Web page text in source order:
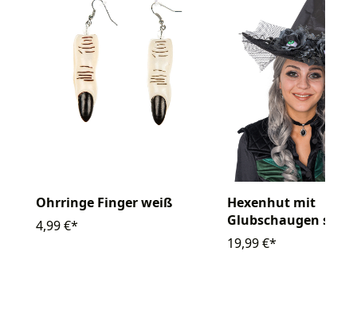
Ohrringe Finger weiß
4,99 €*
Hexenhut mit
Glubschaugen
19,99 €*